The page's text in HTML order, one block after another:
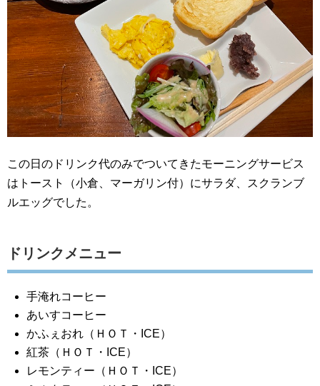
この日のドリンク代のみでついてきたモーニングサービス
はトースト（小倉、マーガリン付）にサラダ、スクランブ
ルエッグでした。
ドリンクメニュー
手淹れコーヒー
あいすコーヒー
かふぇおれ（ＨＯＴ・ICE）
紅茶（ＨＯＴ・ICE）
レモンティー（ＨＯＴ・ICE）